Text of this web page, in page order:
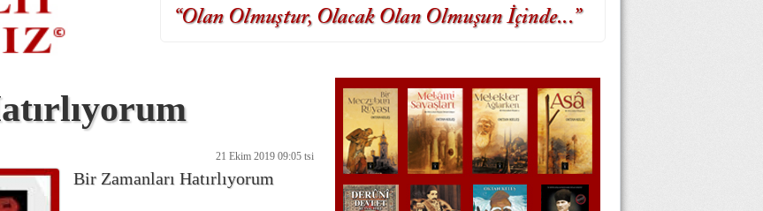
21 Ekim 2019 09:05 tsi
Bir Zamanları Hatırlıyorum